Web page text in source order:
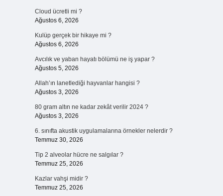
Cloud ücretli mi ?
Ağustos 6, 2026
Kulüp gerçek bir hikaye mi ?
Ağustos 6, 2026
Avcılık ve yaban hayatı bölümü ne iş yapar ?
Ağustos 5, 2026
Allah’ın lanetlediği hayvanlar hangisi ?
Ağustos 3, 2026
80 gram altın ne kadar zekât verilir 2024 ?
Ağustos 3, 2026
6. sınıfta akustik uygulamalarına örnekler nelerdir ?
Temmuz 30, 2026
Tip 2 alveolar hücre ne salgılar ?
Temmuz 25, 2026
Kazlar vahşi midir ?
Temmuz 25, 2026